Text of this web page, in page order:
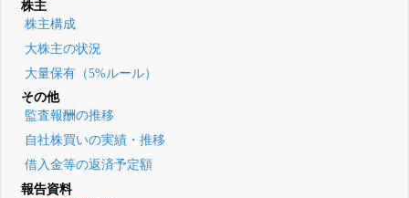
株主
株主構成
大株主の状況
大量保有（5%ルール）
その他
監査報酬の推移
自社株買いの実績・推移
借入金等の返済予定額
報告資料